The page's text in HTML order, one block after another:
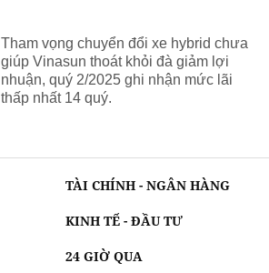
Tham vọng chuyển đổi xe hybrid chưa
giúp Vinasun thoát khỏi đà giảm lợi
nhuận, quý 2/2025 ghi nhận mức lãi
thấp nhất 14 quý.
TÀI CHÍNH - NGÂN HÀNG
KINH TẾ - ĐẦU TƯ
24 GIỜ QUA